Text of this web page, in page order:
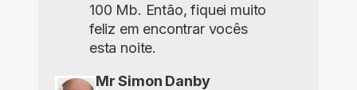
100 Mb. Então, fiquei muito
feliz em encontrar vocês
esta noite.
Mr Simon Danby